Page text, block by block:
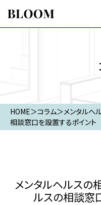
HOME＞コラム＞メンタルヘ
相談窓口を設置するポイント
メンタルヘルスの
ルスの相談窓